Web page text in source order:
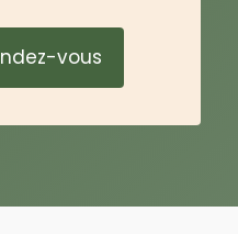
vous